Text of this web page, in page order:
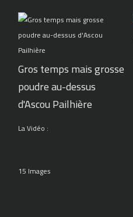
Gros temps mais grosse
poudre au-dessus
d'Ascou Pailhière
La Vidéo :
15 Images